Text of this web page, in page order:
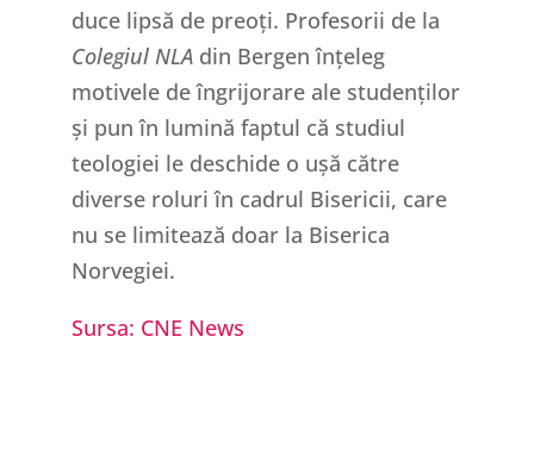
duce lipsă de preoți. Profesorii de la
Colegiul NLAdin Bergen înțeleg
motivele de îngrijorare ale studenților
și pun în lumină faptul că studiul
teologiei le deschide o ușă către
diverse roluri în cadrul Bisericii, care
nu se limitează doar la Biserica
Norvegiei.
Sursa: CNE News